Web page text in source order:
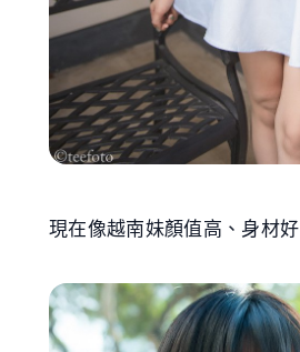
現在像越南妹顏值高、身材好